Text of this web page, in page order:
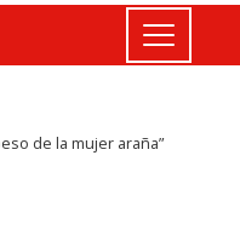
de la mujer araña”